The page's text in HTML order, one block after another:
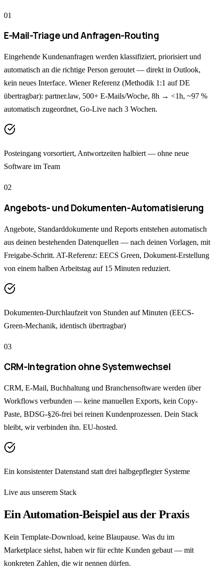
01
E-Mail-Triage und Anfragen-Routing
Eingehende Kundenanfragen werden klassifiziert, priorisiert und
automatisch an die richtige Person geroutet — direkt in Outlook,
kein neues Interface. Wiener Referenz (Methodik 1:1 auf DE
übertragbar): partner.law, 500+ E-Mails/Woche, 8h → <1h, ~97 %
automatisch zugeordnet, Go-Live nach 3 Wochen.
Posteingang vorsortiert, Antwortzeiten halbiert — ohne neue
Software im Team
02
Angebots- und Dokumenten-Automatisierung
Angebote, Standarddokumente und Reports entstehen automatisch
aus deinen bestehenden Datenquellen — nach deinen Vorlagen, mit
Freigabe-Schritt. AT-Referenz: EECS Green, Dokument-Erstellung
von einem halben Arbeitstag auf 15 Minuten reduziert.
Dokumenten-Durchlaufzeit von Stunden auf Minuten (EECS-
Green-Mechanik, identisch übertragbar)
03
CRM-Integration ohne Systemwechsel
CRM, E-Mail, Buchhaltung und Branchensoftware werden über
Workflows verbunden — keine manuellen Exports, kein Copy-
Paste, BDSG-§26-frei bei reinen Kundenprozessen. Dein Stack
bleibt, wir verbinden ihn. EU-hosted.
Ein konsistenter Datenstand statt drei halbgepflegter Systeme
Live aus unserem Stack
Ein Automation-Beispiel aus der Praxis
Kein Template-Download, keine Blaupause. Was du im
Marketplace siehst, haben wir für echte Kunden gebaut — mit
konkreten Zahlen, die wir nennen dürfen.